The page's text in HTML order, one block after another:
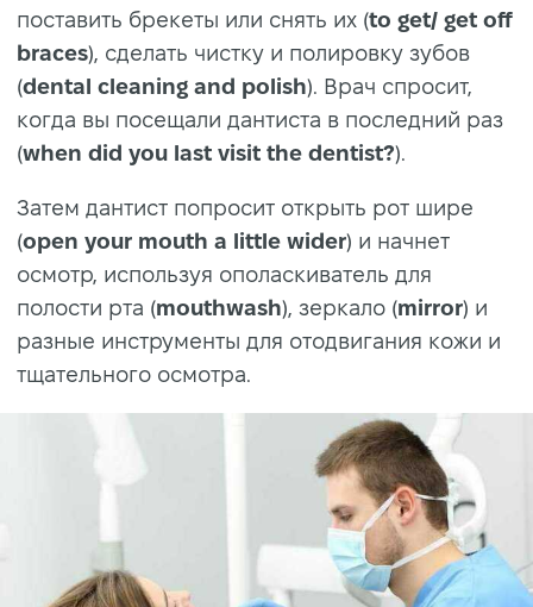
поставить брекеты или снять их (to get/ get off
braces), сделать чистку и полировку зубов
(dental cleaning and polish). Врач спросит,
когда вы посещали дантиста в последний раз
(when did you last visit the dentist?).
Затем дантист попросит открыть рот шире
(open your mouth a little wider) и начнет
осмотр, используя ополаскиватель для
полости рта (mouthwash), зеркало (mirror) и
разные инструменты для отодвигания кожи и
тщательного осмотра.